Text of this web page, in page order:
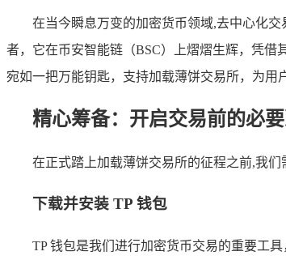
在当今瞬息万变的加密货币领域,去中心化
者，它在币安智能链（BSC）上熠熠生辉，凭借
宛如一把万能钥匙，支持加载薄饼交易所，为用
精心筹备：开启交易前的必
在正式踏上加载薄饼交易所的征程之前,我
下载并安装 TP 钱包
TP 钱包是我们进行加密货币交易的重要工